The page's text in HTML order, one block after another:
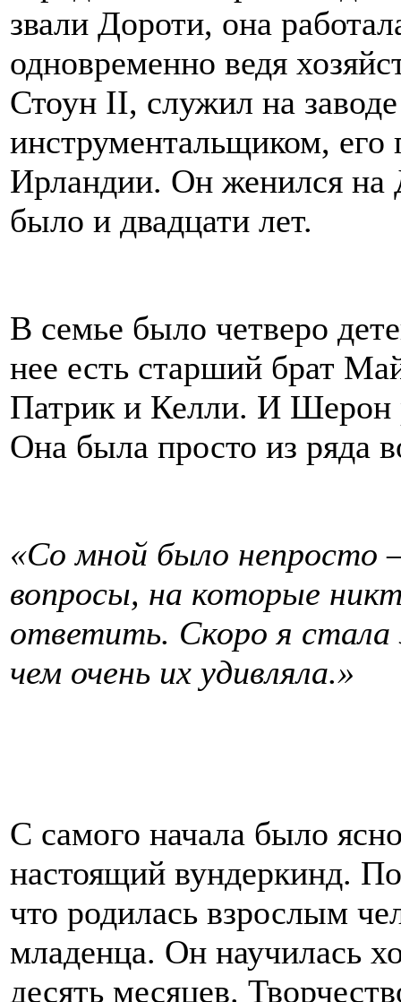
звали Дороти, она
одновременно ведя
Стоун II, служил на
инструментальщиком,
Ирландии. Он женился на
было и двадцати лет.
В семье было четверо
нее есть старший брат
Патрик и Келли. И Шерон
Она была просто из ряда
«Со мной было непросто
вопросы, на которые
ответить. Скоро я стала
чем очень их удивляла.»
С самого начала было
настоящий вундеркинд.
что родилась взрослым
младенца. Он научилась
десять месяцев.